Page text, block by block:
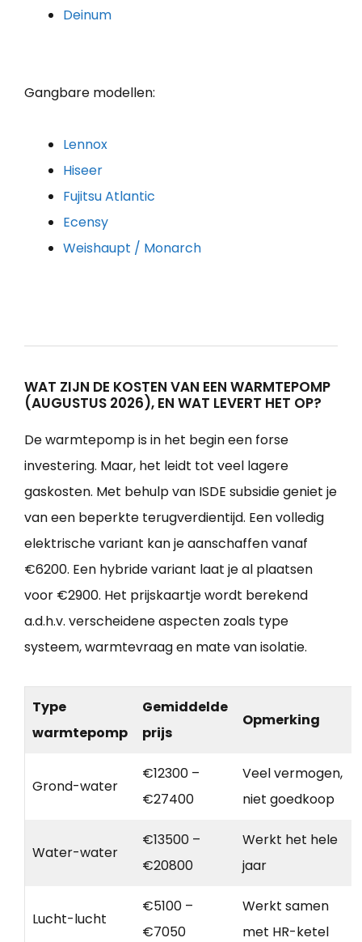
Deinum
Gangbare modellen:
Lennox
Hiseer
Fujitsu Atlantic
Ecensy
Weishaupt / Monarch
WAT ZIJN DE KOSTEN VAN EEN WARMTEPOMP
(AUGUSTUS 2026), EN WAT LEVERT HET OP?
De warmtepomp is in het begin een forse
investering. Maar, het leidt tot veel lagere
gaskosten. Met behulp van ISDE subsidie geniet je
van een beperkte terugverdientijd. Een volledig
elektrische variant kan je aanschaffen vanaf
€6200. Een hybride variant laat je al plaatsen
voor €2900. Het prijskaartje wordt berekend
a.d.h.v. verscheidene aspecten zoals type
systeem, warmtevraag en mate van isolatie.
Type
warmtepomp
Gemiddelde
prijs
Opmerking
Grond-water
€12300 –
€27400
Veel vermogen,
niet goedkoop
Water-water
€13500 –
€20800
Werkt het hele
jaar
Lucht-lucht
€5100 –
€7050
Werkt samen
met HR-ketel